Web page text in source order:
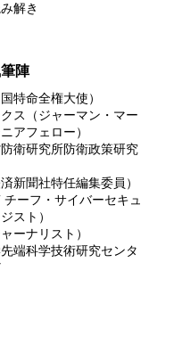
解き
陣
特命全権大使）
ス（ジャーマン・マー
アフェロー）
衛研究所防衛政策研究
新聞社特任編集委員）
ーフ・サイバーセキュ
スト）
ーナリスト）
端科学技術研究センタ